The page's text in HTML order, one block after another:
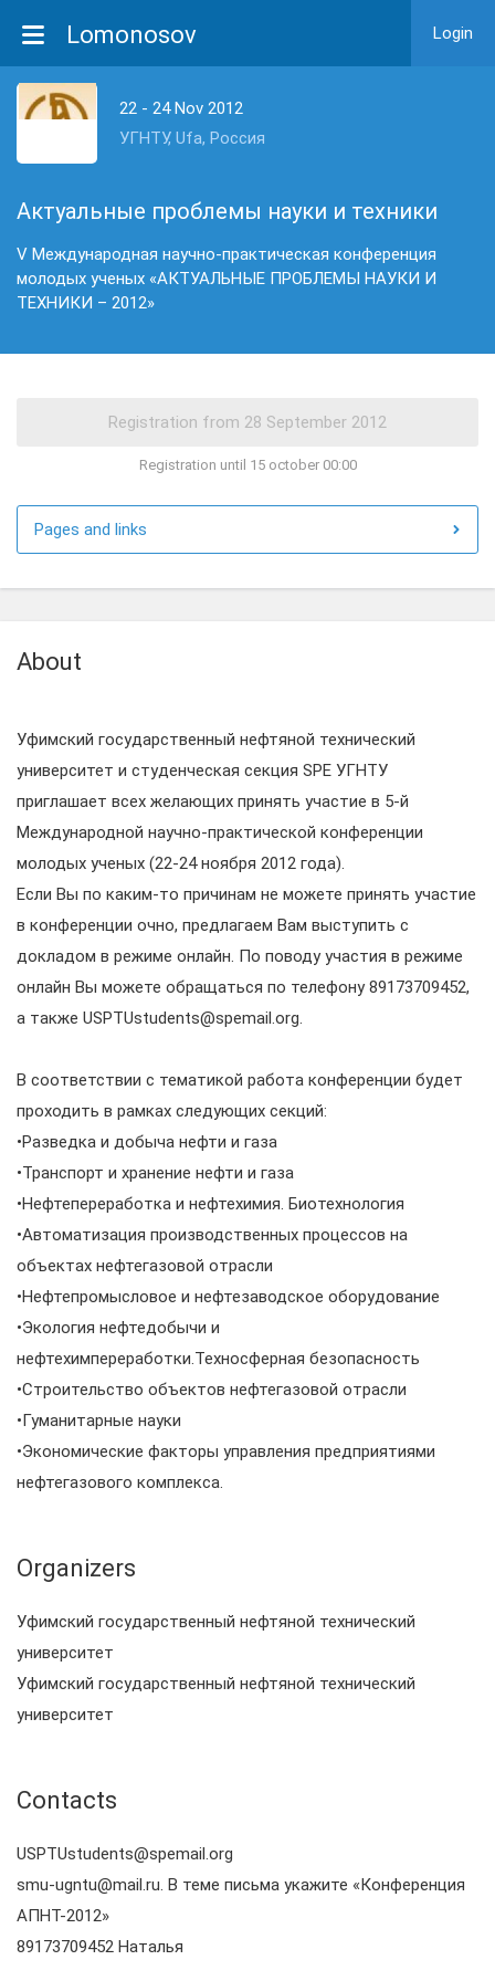
Lomonosov Login
22 - 24 Nov 2012
УГНТУ, Ufa, Россия
Актуальные проблемы науки и техники
V Международная научно-практическая конференция
молодых ученых «АКТУАЛЬНЫЕ ПРОБЛЕМЫ НАУКИ И
ТЕХНИКИ – 2012»
Registration until 15 october 00:00
Pages and links
About
Уфимский государственный нефтяной технический
университет и студенческая секция SPE УГНТУ
приглашает всех желающих принять участие в 5-й
Международной научно-практической конференции
молодых ученых (22-24 ноября 2012 года).
Если Вы по каким-то причинам не можете принять участие
в конференции очно, предлагаем Вам выступить с
докладом в режиме онлайн. По поводу участия в режиме
онлайн Вы можете обращаться по телефону 89173709452,
а также USPTUstudents@spemail.org.
В соответствии с тематикой работа конференции будет
проходить в рамках следующих секций:
•Разведка и добыча нефти и газа
•Транспорт и хранение нефти и газа
•Нефтепереработка и нефтехимия. Биотехнология
•Автоматизация производственных процессов на
объектах нефтегазовой отрасли
•Нефтепромысловое и нефтезаводское оборудование
•Экология нефтедобычи и
нефтехимпереработки.Техносферная безопасность
•Строительство объектов нефтегазовой отрасли
•Гуманитарные науки
•Экономические факторы управления предприятиями
нефтегазового комплекса.
Organizers
Уфимский государственный нефтяной технический
университет
Уфимский государственный нефтяной технический
университет
Contacts
USPTUstudents@spemail.org
smu-ugntu@mail.ru. В теме письма укажите «Конференция
АПНТ-2012»
89173709452 Наталья